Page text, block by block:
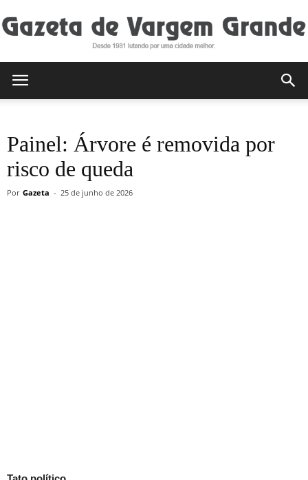
de
Painel: Árvore é removida por
risco de queda
Por Gazeta - 25 de junho de 2026